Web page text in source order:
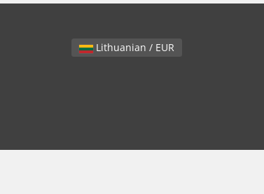
Lithuanian / EUR